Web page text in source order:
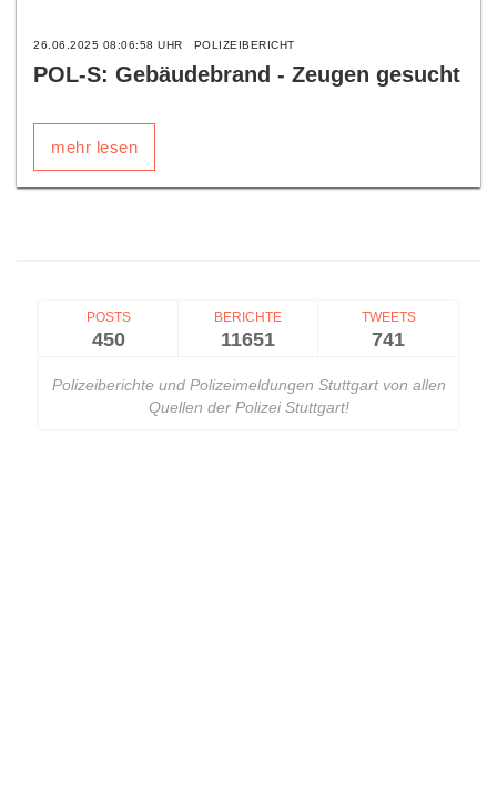
26.06.2025 08:06:58 UHR POLIZEIBERICHT
POL-S: Gebäudebrand - Zeugen gesucht
mehr lesen
POSTS
450
BERICHTE
11651
TWEETS
741
Polizeiberichte und Polizeimeldungen Stuttgart von allen
Quellen der Polizei Stuttgart!